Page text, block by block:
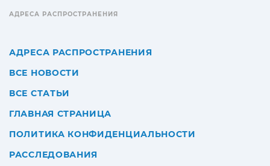
АДРЕСА РАСПРОСТРАНЕНИЯ
АДРЕСА РАСПРОСТРАНЕНИЯ
ВСЕ НОВОСТИ
ВСЕ СТАТЬИ
ГЛАВНАЯ СТРАНИЦА
ПОЛИТИКА КОНФИДЕНЦИАЛЬНОСТИ
РАССЛЕДОВАНИЯ